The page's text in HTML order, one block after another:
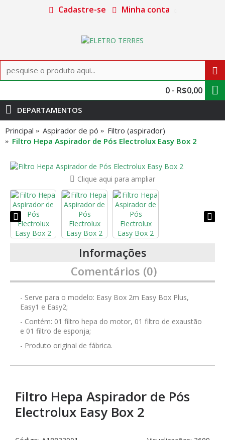
Cadastre-se Minha conta
0 - R$0,00
DEPARTAMENTOS
Principal Aspirador de pó
Filtro (aspirador)
Filtro Hepa Aspirador de Pós Electrolux Easy Box 2
Clique aqui para ampliar
Informações
Comentários (0)
- Serve para o modelo: Easy Box 2m Easy Box Plus,
Easy1 e Easy2;
- Contém: 01 filtro hepa do motor, 01 filtro de exaustão
e 01 filtro de esponja;
- Produto original de fábrica.
Filtro Hepa Aspirador de Pós
Electrolux Easy Box 2